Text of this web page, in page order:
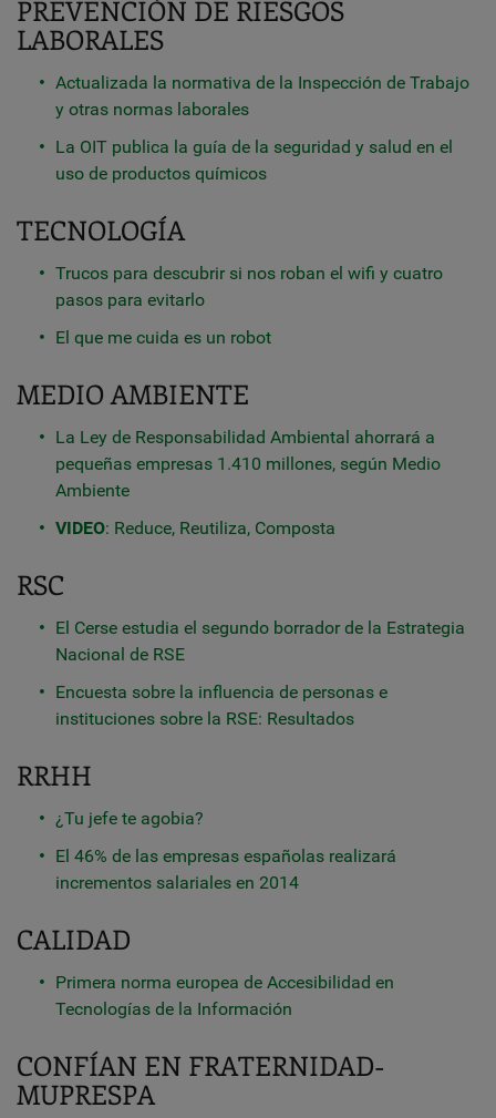
PREVENCIÓN DE RIESGOS
LABORALES
Actualizada la normativa de la Inspección de Trabajo
y otras normas laborales
La OIT publica la guía de la seguridad y salud en el
uso de productos químicos
TECNOLOGÍA
Trucos para descubrir si nos roban el wifi y cuatro
pasos para evitarlo
El que me cuida es un robot
MEDIO AMBIENTE
La Ley de Responsabilidad Ambiental ahorrará a
pequeñas empresas 1.410 millones, según Medio
Ambiente
VIDEO: Reduce, Reutiliza, Composta
RSC
El Cerse estudia el segundo borrador de la Estrategia
Nacional de RSE
Encuesta sobre la influencia de personas e
instituciones sobre la RSE: Resultados
RRHH
¿Tu jefe te agobia?
El 46% de las empresas españolas realizará
incrementos salariales en 2014
CALIDAD
Primera norma europea de Accesibilidad en
Tecnologías de la Información
CONFÍAN EN FRATERNIDAD-
MUPRESPA